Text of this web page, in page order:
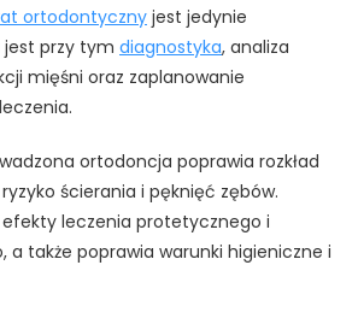
ortodontyczny jest jedynie
jest przy tym diagnostyka, analiza
mięśni oraz zaplanowanie
ortodoncja poprawia rozkład
ścierania i pęknięć zębów.
leczenia protetycznego i
a także poprawia warunki higieniczne i